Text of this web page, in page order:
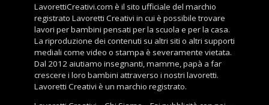
LavorettiCreativi.com è il sito ufficiale del marchio
registrato Lavoretti Creativi in cui è possibile trovare
lavori per bambini pensati per la scuola e per la casa.
La riproduzione dei contenuti su altri siti o altri supporti
mediali come video o stampa è severamente vietata.
Dal 2012 aiutiamo insegnanti, mamme, papà a far
crescere i loro bambini attraverso i nostri lavoretti.
Lavoretti Creativi è un marchio registrato.